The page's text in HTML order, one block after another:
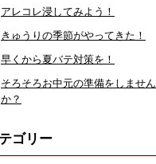
アレコレ浸してみよう！
きゅうりの季節がやってきた！
早くから夏バテ対策を！
そろそろお中元の準備をしません
か？
ゴリー